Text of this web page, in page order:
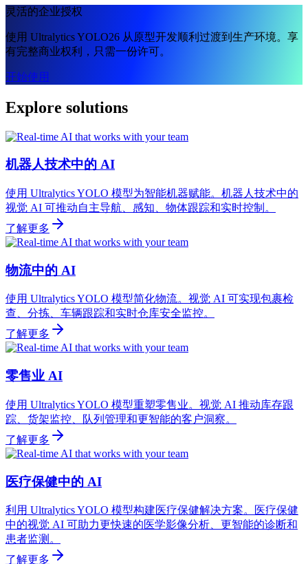
灵活的企业授权
使用 Ultralytics YOLO26 从原型开发顺利过渡到生产环境。享
有完整商业权利，只需一份许可。
开始使用
Explore solutions
机器人技术中的 AI
使用 Ultralytics YOLO 模型为智能机器赋能。机器人技术中的
视觉 AI 可推动自主导航、感知、物体跟踪和实时控制。
了解更多
物流中的 AI
使用 Ultralytics YOLO 模型简化物流。视觉 AI 可实现包裹检
查、分拣、车辆跟踪和实时仓库安全监控。
了解更多
零售业 AI
使用 Ultralytics YOLO 模型重塑零售业。视觉 AI 推动库存跟
踪、货架监控、队列管理和更智能的客户洞察。
了解更多
医疗保健中的 AI
利用 Ultralytics YOLO 模型构建医疗保健解决方案。医疗保健
中的视觉 AI 可助力更快速的医学影像分析、更智能的诊断和
患者监测。
了解更多